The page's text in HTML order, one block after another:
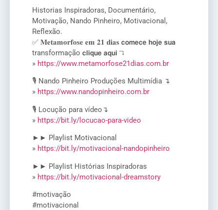
Historias Inspiradoras, Documentário,
Motivação, Nando Pinheiro, Motivacional,
Reflexão.
✅ 𝐌𝐞𝐭𝐚𝐦𝐨𝐫𝐟𝐨𝐬𝐞 𝐞𝐦 𝟐𝟏 𝐝𝐢𝐚𝐬 𝗰𝗼𝗺𝗲𝗰𝗲 𝗵𝗼𝗷𝗲 𝘀𝘂𝗮
transformação 𝗰𝗹𝗶𝗾𝘂𝗲 𝗮𝗾𝘂𝗶 ↴
» https://www.metamorfose21dias.com.br
🎙️ Nando Pinheiro Produções Multimídia ↴
» https://www.nandopinheiro.com.br
🎙️ Locução para vídeo↴
» https://bit.ly/locucao-para-video
►► Playlist Motivacional
» https://bit.ly/motivacional-nandopinheiro
►► Playlist Histórias Inspiradoras
» https://bit.ly/motivacional-dreamstory
#motivação
#motivacional